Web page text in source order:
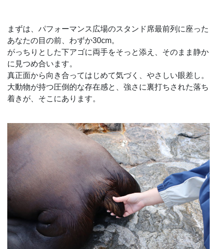
まずは、パフォーマンス広場のスタンド席最前列に座った
あなたの目の前、わずか30cm。
がっちりとした下アゴに両手をそっと添え、そのまま静か
に見つめ合います。
真正面から向き合ってはじめて気づく、やさしい眼差し。
大動物が持つ圧倒的な存在感と、強さに裏打ちされた落ち
着きが、そこにあります。